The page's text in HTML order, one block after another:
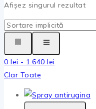
Afișez singurul rezultat
0 lei - 1.640 lei
Clar Toate